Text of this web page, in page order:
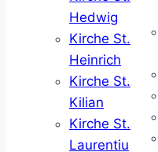
Hedwig
Kirche St.
Heinrich
Kirche St.
Kilian
Kirche St.
Laurentiu